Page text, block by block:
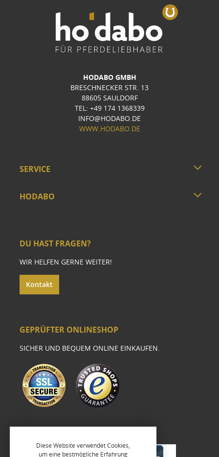
HODABO GMBH
BRESCHNECKER STR. 13
88605 SAULDORF
TEL: +49 174 1368339
INFO@HODABO.DE
WWW.HODABO.DE
SERVICE
HODABO
DU HAST FRAGEN?
WIR HELFEN GERNE WEITER!
Kontakt
GEPRÜFTER ONLINESHOP
SICHER UND BEQUEM ONLINE EINKAUFEN.
Diese Website verwendet Cookies,
um eine bestmögliche Erfahrung